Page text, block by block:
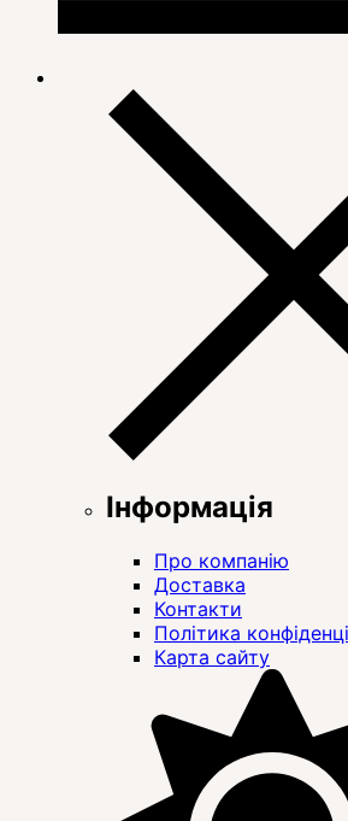
Інформація
Про компанію
Доставка
Контакти
Політика
Карта сайту